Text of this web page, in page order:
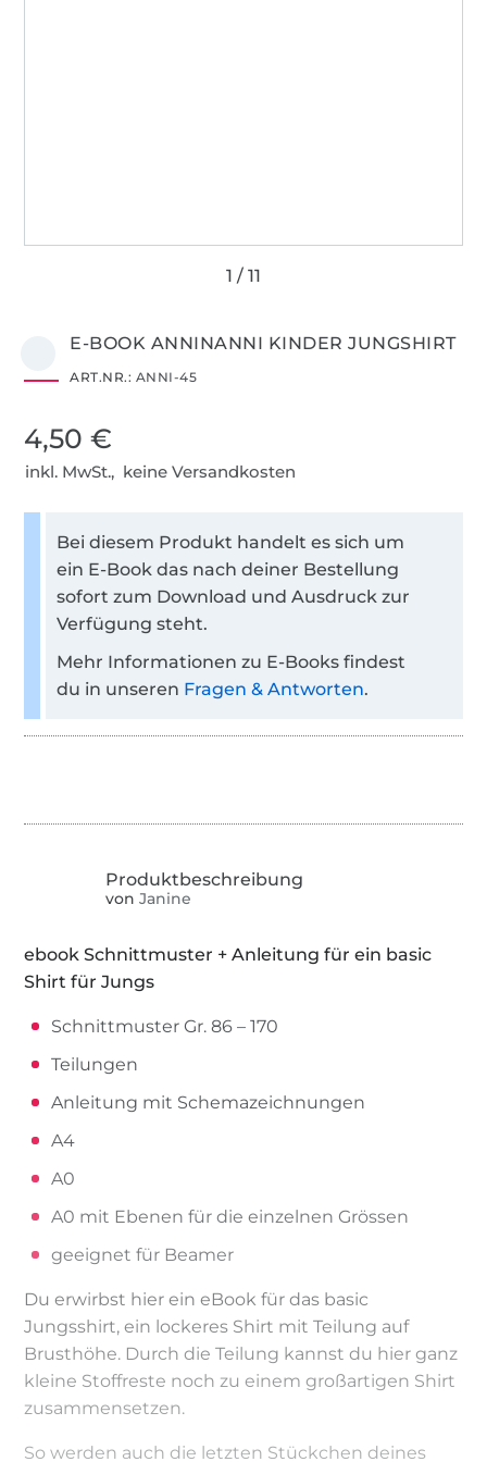
E-BOOK ANNINANNI KINDER JUNGSHIRT
ART.NR.: ANNI-45
4,50 €
inkl. MwSt., keine Versandkosten
Bei diesem Produkt handelt es sich um
ein E-Book das nach deiner Bestellung
sofort zum Download und Ausdruck zur
Verfügung steht.
Mehr Informationen zu E-Books findest
du in unseren Fragen & Antworten.
von Janine
ebook Schnittmuster + Anleitung für ein basic
Shirt für Jungs
Schnittmuster Gr. 86 – 170
Teilungen
Anleitung mit Schemazeichnungen
A4
A0
A0 mit Ebenen für die einzelnen Grössen
geeignet für Beamer
Du erwirbst hier ein eBook für das basic
Jungsshirt, ein lockeres Shirt mit Teilung auf
Brusthöhe. Durch die Teilung kannst du hier ganz
kleine Stoffreste noch zu einem großartigen Shirt
zusammensetzen.
So werden auch die letzten Stückchen deines